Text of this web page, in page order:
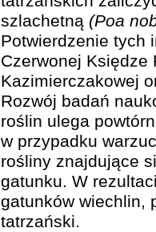
szlachetną (Poa
Potwierdzenie tych
Czerwonej Księdze
Kazimierczakowej
Rozwój badań
roślin ulega
w przypadku
rośliny znajdujące
gatunku. W
gatunków wiechlin,
tatrzański.